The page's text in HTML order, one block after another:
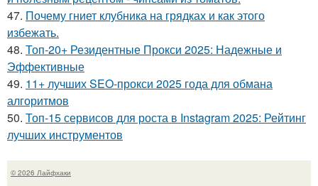
47. Почему гниет клубника на грядках и как этого
избежать.
48. Топ-20+ Резидентные Прокси 2025: Надежные и
Эффективные
49. 11+ лучших SEO-прокси 2025 года для обмана
алгоритмов
50. Топ-15 сервисов для роста в Instagram 2025: Рейтинг
лучших инструментов
© 2026 Лайфхаки